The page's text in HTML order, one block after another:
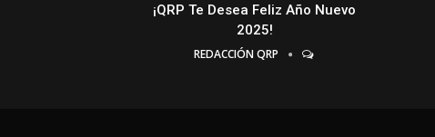
¡QRP Te Desea Feliz Año Nuevo
2025!
REDACCIÓN QRP